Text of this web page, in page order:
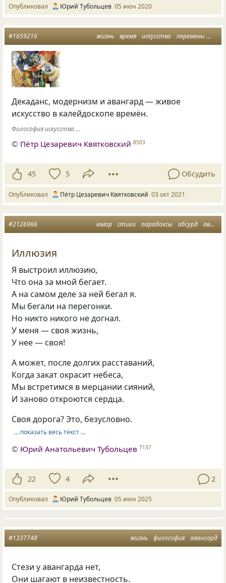
Опубликовал Юрий Тубольцев 05 июн 2020
жизнь время искусство перемены
#1659216
Декаданс, модернизм и авангард — живое
искусство в калейдоскопе времён.
Философия искусства ...
© Пётр Цезаревич Квятковский 8503
45 5 Обсудить
Опубликовал Пётр Цезаревич Квятковский 03 окт 2021
юмор стихи парадоксы абсурд авангард
#2126966
Иллюзия
Я выстроил иллюзию,
Что она за мной бегает.
А на самом деле за ней бегал я.
Мы бегали на перегонки.
Но никто никого не догнал.
У меня — своя жизнь,
У нее — своя!
А может, после долгих расставаний,
Когда закат окрасит небеса,
Мы встретимся в мерцании сияний,
И заново откроются сердца.
Своя дорога? Это, безусловно.
… показать весь текст …
© Юрий Анатольевич Тубольцев 7137
22 4 2
Опубликовал Юрий Тубольцев 05 июн 2025
жизнь философия авангард
#1337748
Стези у авангарда нет,
Они шагают в неизвестность.